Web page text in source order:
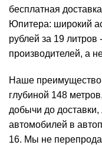
бесплатная
Юпитера: широкий
рублей за 19
производителей, а
Наше
глубиной 148
добычи до
автомобилей в
16. Мы не